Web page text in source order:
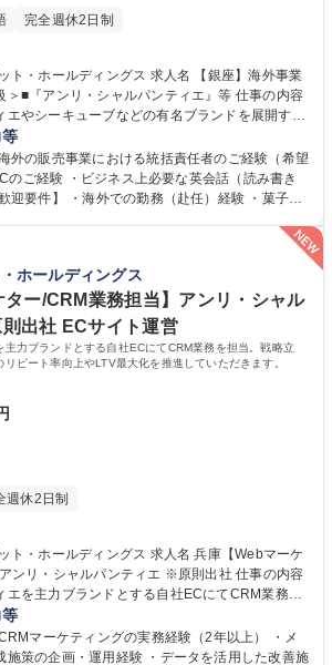
完全週休2日制
ィングス 求人名 【銀座】海外事業
アンリ・シャルパンティエ』等 仕事の内容
エやシーキューブなどの有名ブランドを展開する
として、「日本の洋菓子文化を世界ブランドへ
いただきます。 【具体的には】事業運
規出店等の交渉・対外折衝 ・予算策定、事業推
ガポール、タイ、台湾などアジア圏を中心に急
部長・本部長級＞■『アンリ・シャルパンティ
外の販売事業における統括責任者のご経験（希望
のご経験 ・ビジネス上必要な英会話（読み書き
ホールディングス
ー/CRM業務担当】アンリ・シャル
出社 ECサイト運営
主力ブランドとする自社ECにてCRM業務を担当。戦略立
ピート率向上やLTV最大化を推進していただきます。
週休2日制
ィングス 求人名 兵庫【Webマーケ
・シャルパンティエ ※原則出社 仕事の内容
エを主力ブランドとする自社ECにてCRM業務を
じて既存顧客のリピート率向上やLTV最大化を
連
DM等を活用した顧客育成施策の企画・運用 ・R
マーケティングの実務経験（2年以上） ・メ
施策の企画・運用経験 ・データを活用した改善施